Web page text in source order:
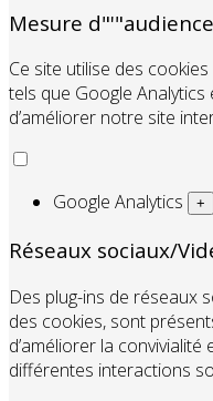
Mesure d"'"audience
Ce site utilise des cookies
tels que Google Analytics
d’améliorer notre site
Google Analytics +
Réseaux sociaux/
Des plug-ins de réseaux
des cookies, sont
d’améliorer la
différentes interactions